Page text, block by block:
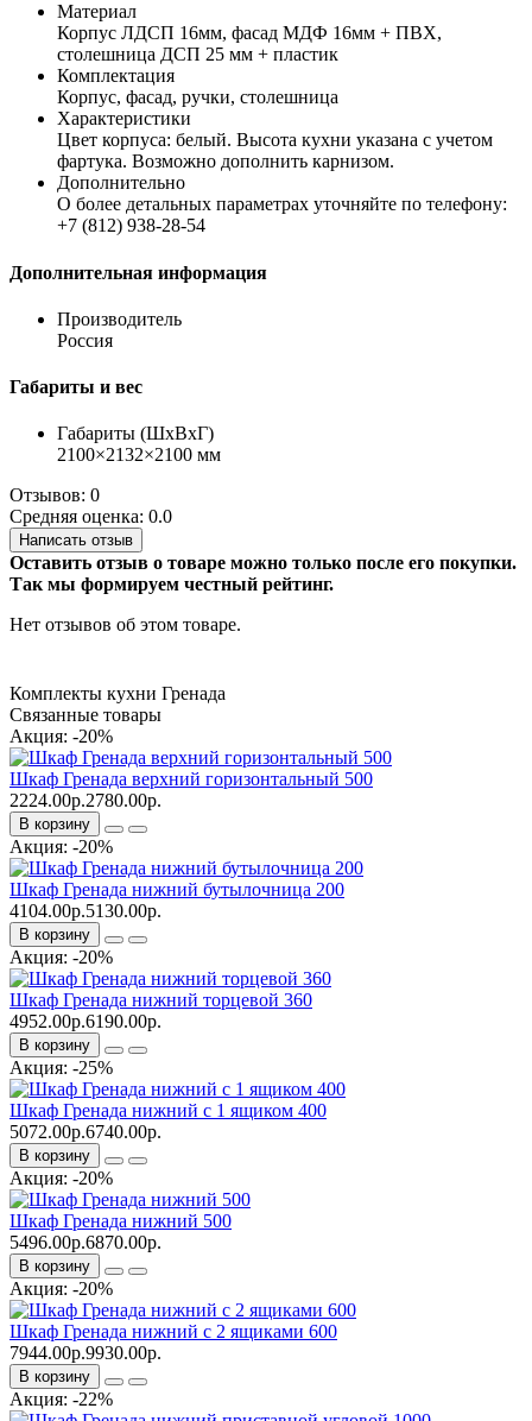
Материал
Корпус ЛДСП 16мм, фасад МДФ 16мм + ПВХ,
столешница ДСП 25 мм + пластик
Комплектация
Корпус, фасад, ручки, столешница
Характеристики
Цвет корпуса: белый. Высота кухни указана с учетом
фартука. Возможно дополнить карнизом.
Дополнительно
О более детальных параметрах уточняйте по телефону:
+7 (812) 938-28-54
Дополнительная информация
Производитель
Россия
Габариты и вес
Габариты (ШхВхГ)
2100×2132×2100 мм
Отзывов: 0
Средняя оценка: 0.0
Написать отзыв
Оставить отзыв о товаре можно только после его покупки.
Так мы формируем честный рейтинг.
Нет отзывов об этом товаре.
Комплекты кухни Гренада
Связанные товары
Акция: -20%
Шкаф Гренада верхний горизонтальный 500
2224.00р.2780.00р.
В корзину
Акция: -20%
Шкаф Гренада нижний бутылочница 200
4104.00р.5130.00р.
В корзину
Акция: -20%
Шкаф Гренада нижний торцевой 360
4952.00р.6190.00р.
В корзину
Акция: -25%
Шкаф Гренада нижний с 1 ящиком 400
5072.00р.6740.00р.
В корзину
Акция: -20%
Шкаф Гренада нижний 500
5496.00р.6870.00р.
В корзину
Акция: -20%
Шкаф Гренада нижний с 2 ящиками 600
7944.00р.9930.00р.
В корзину
Акция: -22%